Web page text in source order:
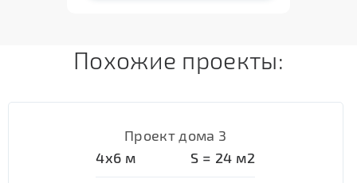
Похожие проекты:
Проект дома 3
4х6 м S = 24 м2